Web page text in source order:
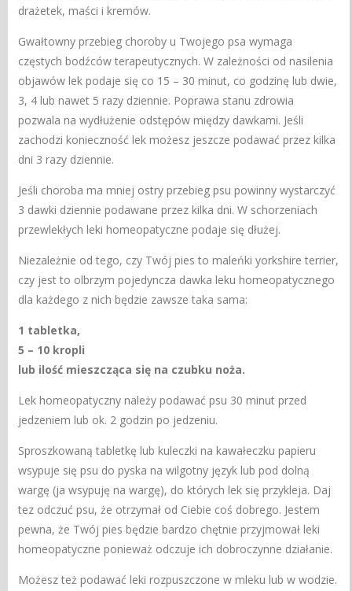
drażetek, maści i kremów.
Gwałtowny przebieg choroby u Twojego psa wymaga
częstych bodźców terapeutycznych. W zależności od nasilenia
objawów lek podaje się co 15 – 30 minut, co godzinę lub dwie,
3, 4 lub nawet 5 razy dziennie. Poprawa stanu zdrowia
pozwala na wydłużenie odstępów między dawkami. Jeśli
zachodzi konieczność lek możesz jeszcze podawać przez kilka
dni 3 razy dziennie.
Jeśli choroba ma mniej ostry przebieg psu powinny wystarczyć
3 dawki dziennie podawane przez kilka dni. W schorzeniach
przewlekłych leki homeopatyczne podaje się dłużej.
Niezależnie od tego, czy Twój pies to maleńki yorkshire terrier,
czy jest to olbrzym pojedyncza dawka leku homeopatycznego
dla każdego z nich będzie zawsze taka sama:
1 tabletka,
5 – 10 kropli
lub ilość mieszcząca się na czubku noża.
Lek homeopatyczny należy podawać psu 30 minut przed
jedzeniem lub ok. 2 godzin po jedzeniu.
Sproszkowaną tabletkę lub kuleczki na kawałeczku papieru
wsypuje się psu do pyska na wilgotny język lub pod dolną
wargę (ja wsypuję na wargę), do których lek się przykleja. Daj
tez odczuć psu, że otrzymał od Ciebie coś dobrego. Jestem
pewna, że Twój pies będzie bardzo chętnie przyjmował leki
homeopatyczne ponieważ odczuje ich dobroczynne działanie.
Możesz też podawać leki rozpuszczone w mleku lub w wodzie.